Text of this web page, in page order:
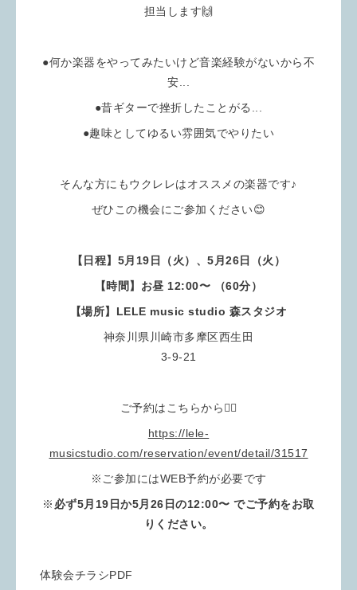
担当します🙌
●何か楽器をやってみたいけど音楽経験がないから不
安...
●昔ギターで挫折したことがる...
●趣味としてゆるい雰囲気でやりたい
そんな方にもウクレレはオススメの楽器です♪
ぜひこの機会にご参加ください😊
【日程】5月19日（火）、5月26日（火）
【時間】お昼 12:00〜 （60分）
【場所】LELE music studio 森スタジオ
神奈川県川崎市多摩区西生田
3-9-21
ご予約はこちらから💁‍♂️
https://lele-
musicstudio.com/reservation/event/detail/31517
※ご参加にはWEB予約が必要です
※ 必ず5月19日か5月26日の12:00〜 でご予約をお取
りください。
体験会チラシPDF